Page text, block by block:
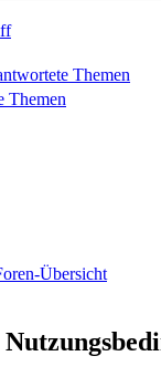
Themen
Themen
Übersicht